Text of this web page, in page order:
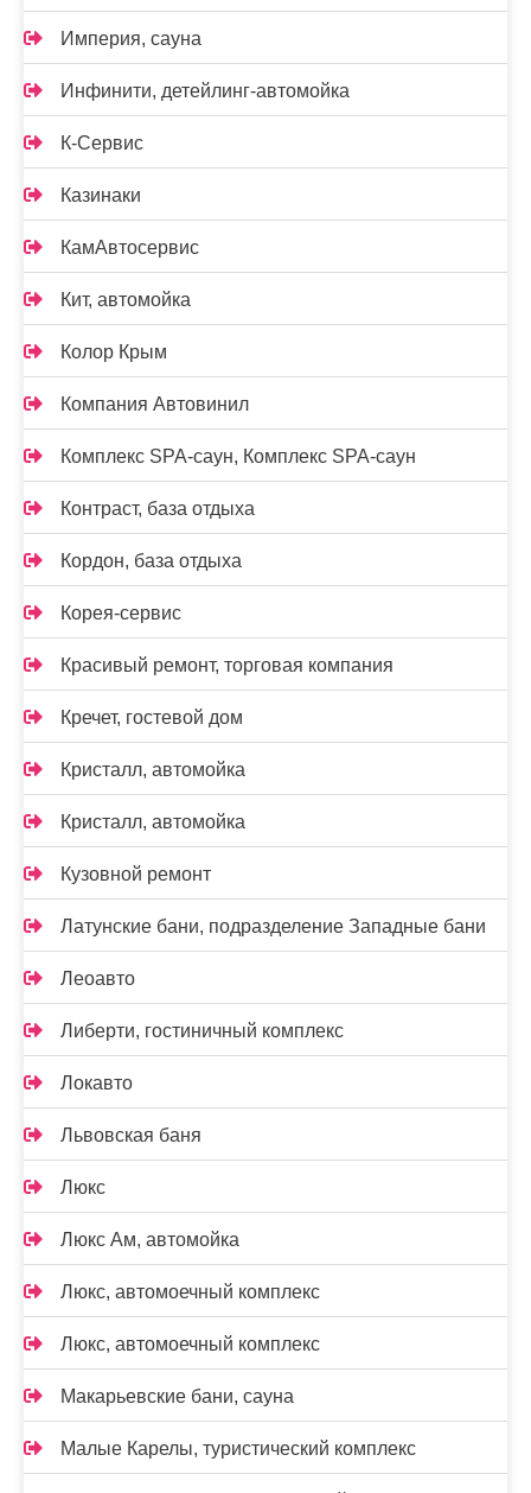
Империя, сауна
Инфинити, детейлинг-автомойка
К-Сервис
Казинаки
КамАвтосервис
Кит, автомойка
Колор Крым
Компания Автовинил
Комплекс SPA-саун, Комплекс SPA-саун
Контраст, база отдыха
Кордон, база отдыха
Корея-сервис
Красивый ремонт, торговая компания
Кречет, гостевой дом
Кристалл, автомойка
Кристалл, автомойка
Кузовной ремонт
Латунские бани, подразделение Западные бани
Леоавто
Либерти, гостиничный комплекс
Локавто
Львовская баня
Люкс
Люкс Ам, автомойка
Люкс, автомоечный комплекс
Люкс, автомоечный комплекс
Макарьевские бани, сауна
Малые Карелы, туристический комплекс